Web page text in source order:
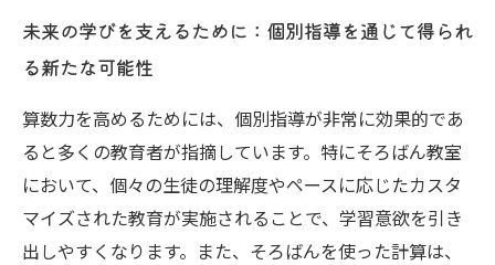
未来の学びを支えるために：個別指導を通じて得られ
る新たな可能性
算数力を高めるためには、個別指導が非常に効果的であ
ると多くの教育者が指摘しています。特にそろばん教室
において、個々の生徒の理解度やペースに応じたカスタ
マイズされた教育が実施されることで、学習意欲を引き
出しやすくなります。また、そろばんを使った計算は、